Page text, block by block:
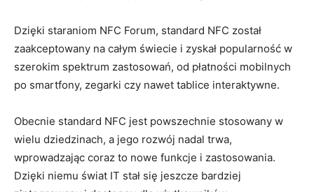
Dzięki staraniom NFC Forum, standard NFC został
zaakceptowany na całym świecie i zyskał popularność w
szerokim spektrum zastosowań, od płatności mobilnych
po smartfony, zegarki czy nawet tablice interaktywne.
Obecnie standard NFC jest powszechnie stosowany w
wielu dziedzinach, a jego rozwój nadal trwa,
wprowadzając coraz to nowe funkcje i zastosowania.
Dzięki niemu świat IT stał się jeszcze bardziej